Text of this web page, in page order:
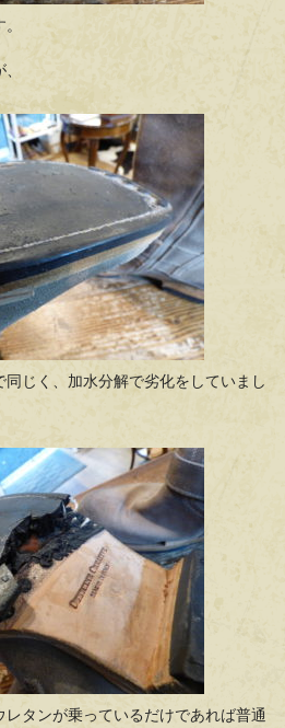
じく、加水分解で劣化をしていまし
タンが乗っているだけであれば普通